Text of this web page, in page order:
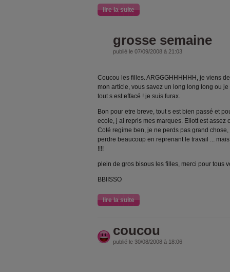
lire la suite
grosse semaine
publié le 07/09/2008 à 21:03
Coucou les filles. ARGGGHHHHHH, je viens
mon article, vous savez un long long long ou
tout s est effacé ! je suis furax.
Bon pour etre breve, tout s est bien passé et
ecole, j ai repris mes marques. Eliott est assez
Coté regime ben, je ne perds pas grand
perdre beaucoup en reprenant le travail ...
!!!!
plein de gros bisous les filles, merci pour tous
BBIISSO
lire la suite
coucou
publié le 30/08/2008 à 18:06